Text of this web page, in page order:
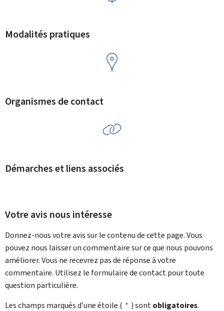
Modalités pratiques
Organismes de contact
Démarches et liens associés
Votre avis nous intéresse
Donnez-nous votre avis sur le contenu de cette page. Vous
pouvez nous laisser un commentaire sur ce que nous pouvons
améliorer. Vous ne recevrez pas de réponse à votre
commentaire. Utilisez le formulaire de contact pour toute
question particulière.
Les champs marqués d’une étoile ( * ) sontobligatoires.